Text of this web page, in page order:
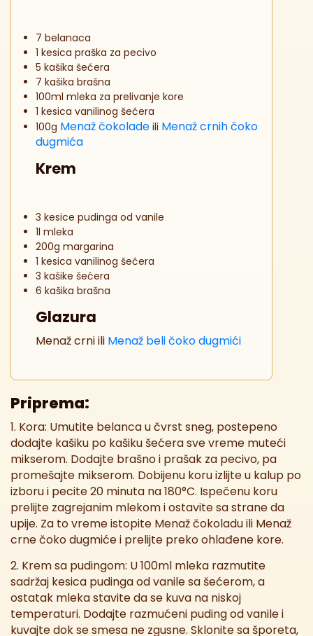
7 belanaca
1 kesica praška za pecivo
5 kašika šećera
7 kašika brašna
100ml mleka za prelivanje kore
1 kesica vanilinog šećera
100g Menaž čokolade ili Menaž crnih čoko
dugmića
Krem
3 kesice pudinga od vanile
1l mleka
200g margarina
1 kesica vanilinog šećera
3 kašike šećera
6 kašika brašna
Glazura
Menaž crni ili Menaž beli čoko dugmići
Priprema:
1. Kora: Umutite belanca u čvrst sneg, postepeno
dodajte kašiku po kašiku šećera sve vreme muteći
mikserom. Dodajte brašno i prašak za pecivo, pa
promešajte mikserom. Dobijenu koru izlijte u kalup po
izboru i pecite 20 minuta na 180°C. Ispečenu koru
prelijte zagrejanim mlekom i ostavite sa strane da
upije. Za to vreme istopite Menaž čokoladu ili Menaž
crne čoko dugmiće i prelijte preko ohlađene kore.
2. Krem sa pudingom: U 100ml mleka razmutite
sadržaj kesica pudinga od vanile sa šećerom, a
ostatak mleka stavite da se kuva na niskoj
temperaturi. Dodajte razmućeni puding od vanile i
kuvajte dok se smesa ne zgusne. Sklonite sa šporeta,